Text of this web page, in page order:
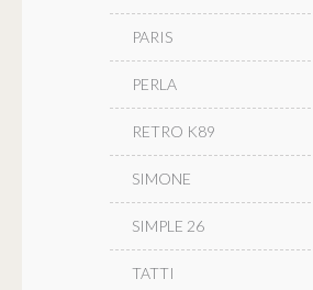
PARIS
PERLA
RETRO K89
SIMONE
SIMPLE 26
TATTI